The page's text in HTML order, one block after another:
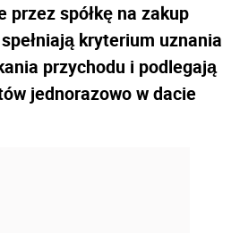
przez spółkę na zakup
kryterium uznania
przychodu i podlegają
jednorazowo w dacie